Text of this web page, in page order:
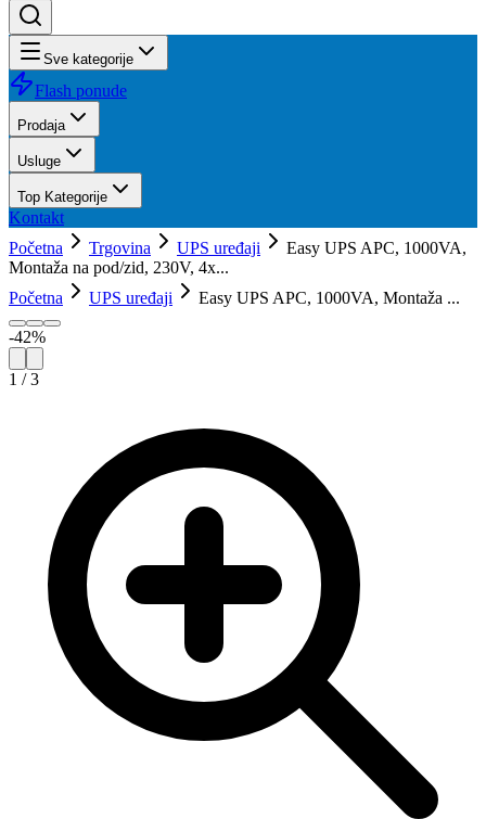
Sve kategorije
Flash ponude
Prodaja
Usluge
Top Kategorije
Kontakt
Početna
Trgovina UPS uređaji
Easy UPS APC, 1000VA,
Montaža na pod/zid, 230V, 4x...
Početna
UPS uređaji Easy UPS APC, 1000VA, Montaža ...
-42%
1 /3